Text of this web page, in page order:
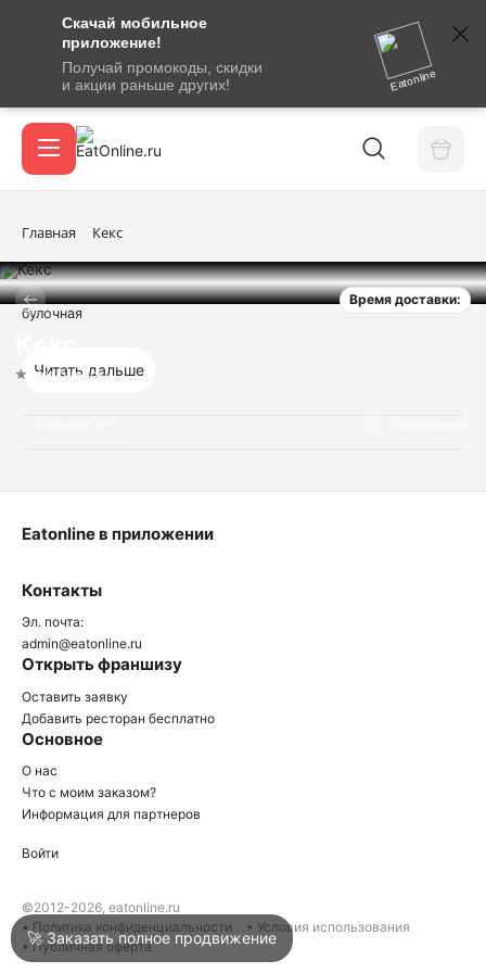
Скачай мобильное
приложение!
Получай промокоды, скидки
и акции раньше других!
Eatonline
сообщение
кодом
подтверждения
Вход / регистрация
Акции
Войти
Написать в техподдержку
Главная Кекс
Время доставки:
Нет оценок
булочная
Читать дальше
Контакты
Эл. почта:
admin@eatonline.ru
Открыть франшизу
Оставить заявку
Добавить ресторан бесплатно
Основное
О нас
Что с моим заказом?
Информация для партнеров
Eatonline в приложении
Войти
©2012-2026, eatonline.ru
• Политика конфиденциальности
• Условия использования
• Публичная оферта
🚀 Заказать полное продвижение